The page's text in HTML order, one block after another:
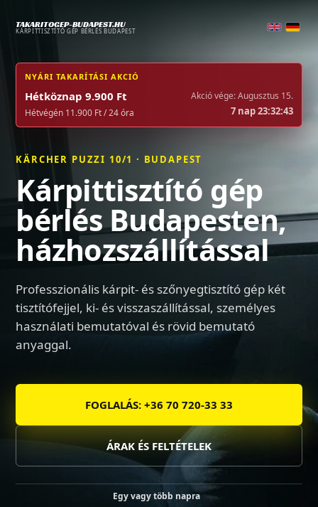
TAKARITOGEP-BUDAPEST.HU
KÁRPITTISZTÍTÓ GÉP BÉRLÉS BUDAPEST
NYÁRI TAKARÍTÁSI AKCIÓ
Hétköznap 9.900 Ft
Hétvégén 11.900 Ft / 24 óra
Akció vége: Augusztus 15.
7 nap 23:32:42
KÄRCHER PUZZI 10/1 · BUDAPEST
Kárpittisztító gép
bérlés Budapesten,
házhozszállítással
Professzionális kárpit- és szőnyegtisztító gép két
tisztítófejjel, ki- és visszaszállítással, személyes
használati bemutatóval és rövid bemutató
anyaggal.
FOGLALÁS: +36 70 720-33 33
ÁRAK ÉS FELTÉTELEK
Egy vagy több napra